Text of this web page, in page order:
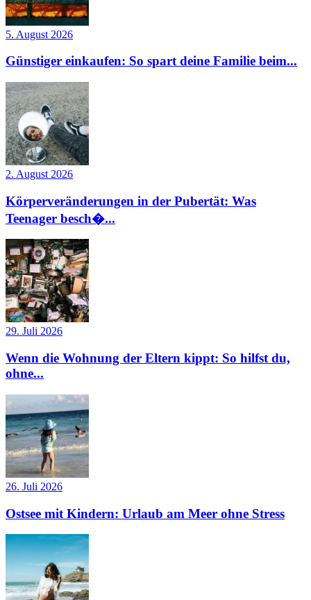
5. August 2026
Günstiger einkaufen: So spart deine Familie beim...
2. August 2026
Körperveränderungen in der Pubertät: Was
Teenager besch�...
29. Juli 2026
Wenn die Wohnung der Eltern kippt: So hilfst du,
ohne...
26. Juli 2026
Ostsee mit Kindern: Urlaub am Meer ohne Stress